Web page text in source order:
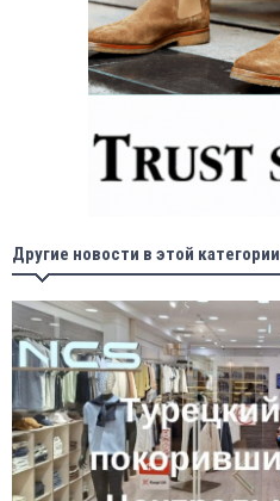
Другие новости в этой категории